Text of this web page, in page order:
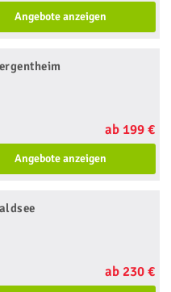
Angebote anzeigen
ab 199 €
Angebote anzeigen
ab 230 €